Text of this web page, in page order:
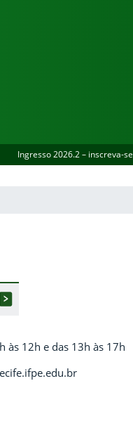
Ingresso 2026.2 – inscreva-se
às 12h e das 13h às 17h